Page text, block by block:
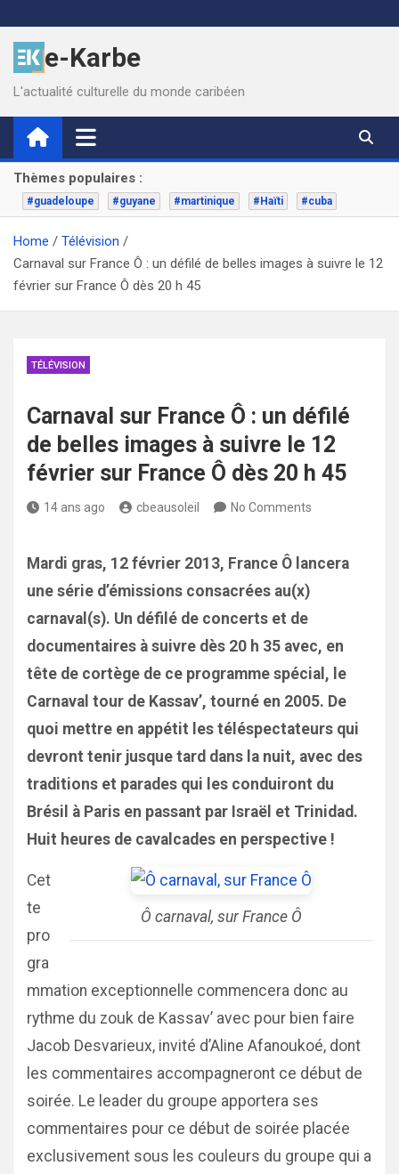
to
contente-Karbe
L'actualité culturelle du monde caribéen
Thèmes populaires :
#guadeloupe #guyane #martinique #Haïti #cuba
Home
Télévision
Carnaval sur France Ô : un défilé de belles images à suivre le 12
février sur France Ô dès 20 h 45
TÉLÉVISION
Carnaval sur France Ô : un défilé
de belles images à suivre le 12
février sur France Ô dès 20 h 45
14 ans ago cbeausoleil No Comments
Mardi gras, 12 février 2013, France Ô lancera
une série d’émissions consacrées au(x)
carnaval(s). Un défilé de concerts et de
documentaires à suivre dès 20 h 35 avec, en
tête de cortège de ce programme spécial, le
Carnaval tour de Kassav’, tourné en 2005. De
quoi mettre en appétit les téléspectateurs qui
devront tenir jusque tard dans la nuit, avec des
traditions et parades qui les conduiront du
Brésil à Paris en passant par Israël et Trinidad.
Huit heures de cavalcades en perspective !
Ô carnaval, sur France Ô
Cet
te
pro
gra
mmation exceptionnelle commencera donc au
rythme du zouk de Kassav’ avec pour bien faire
Jacob Desvarieux, invité d’Aline Afanoukoé, dont
les commentaires accompagneront ce début de
soirée. Le leader du groupe apportera ses
commentaires pour ce début de soirée placée
exclusivement sous les couleurs du groupe qui a